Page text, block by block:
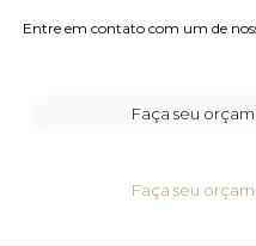
Entre em contato com um de
Faça seu
Faça seu